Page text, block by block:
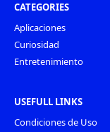
CATEGORIES
Aplicaciones
Curiosidad
Entretenimiento
USEFULL LINKS
Condiciones de Uso